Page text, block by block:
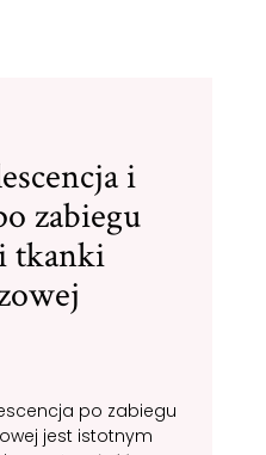
i
zabiegu
tkanki
po zabiegu
jest istotnym